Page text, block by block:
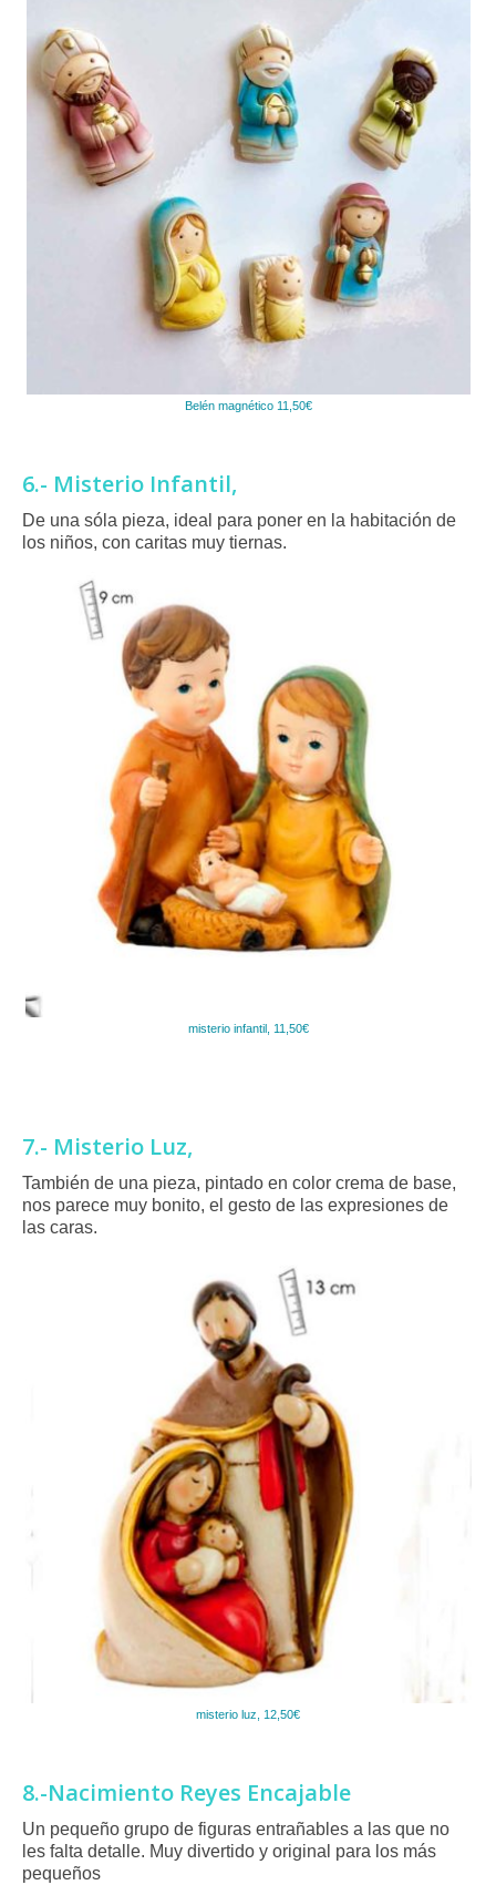
Belén magnético 11,50€
6.- Misterio Infantil,
De una sóla pieza, ideal para poner en la habitación de
los niños, con caritas muy tiernas.
misterio infantil, 11,50€
7.- Misterio Luz,
También de una pieza, pintado en color crema de base,
nos parece muy bonito, el gesto de las expresiones de
las caras.
misterio luz, 12,50€
8.-Nacimiento Reyes Encajable
Un pequeño grupo de figuras entrañables a las que no
les falta detalle. Muy divertido y original para los más
pequeños